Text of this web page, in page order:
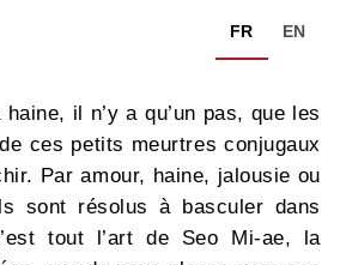
FR EN
haine, il n’y a qu’un pas, que les
ces petits meurtres conjugaux
Par amour, haine, jalousie ou
sont résolus à basculer dans
tout l’art de Seo Mi-ae, la